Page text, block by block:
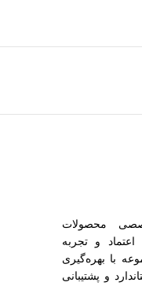
محصولات
و تجربه
با بهره‌گیری
و پشتیبانی